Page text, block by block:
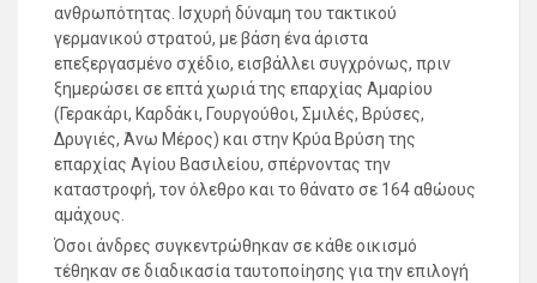
ανθρωπότητας. Ισχυρή δύναμη του τακτικού
γερμανικού στρατού, με βάση ένα άριστα
επεξεργασμένο σχέδιο, εισβάλλει συγχρόνως, πριν
ξημερώσει σε επτά χωριά της επαρχίας Αμαρίου
(Γερακάρι, Καρδάκι, Γουργούθοι, Σμιλές, Βρύσες,
Δρυγιές, Άνω Μέρος) και στην Κρύα Βρύση της
επαρχίας Αγίου Βασιλείου, σπέρνοντας την
καταστροφή, τον όλεθρο και το θάνατο σε 164 αθώους
αμάχους.
Όσοι άνδρες συγκεντρώθηκαν σε κάθε οικισμό
τέθηκαν σε διαδικασία ταυτοποίησης για την επιλογή